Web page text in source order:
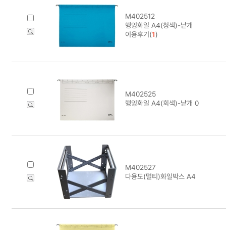
M402512
행잉화일 A4(청색)-낱개
이용후기(1)
M402525
행잉화일 A4(회색)-낱개 0
M402527
다용도(멀티)화일박스 A4